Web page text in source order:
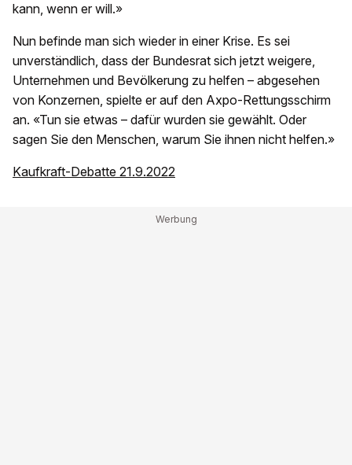
kann, wenn er will.»
Nun befinde man sich wieder in einer Krise. Es sei
unverständlich, dass der Bundesrat sich jetzt weigere,
Unternehmen und Bevölkerung zu helfen – abgesehen
von Konzernen, spielte er auf den Axpo-Rettungsschirm
an. «Tun sie etwas – dafür wurden sie gewählt. Oder
sagen Sie den Menschen, warum Sie ihnen nicht helfen.»
Kaufkraft-Debatte 21.9.2022